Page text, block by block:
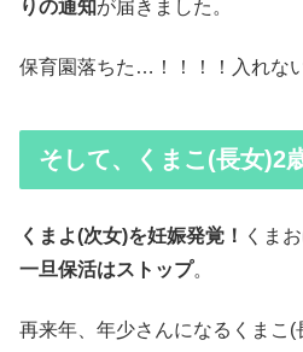
りの通知が届きました。
保育園落ちた…！！！！入れな
そして、くまこ(長女)2
くまよ(次女)を妊娠発覚！ くま
一旦保活はストップ。
再来年、年少さんになるくまこ(